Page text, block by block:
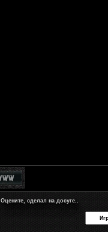
Оцените, сделал на досуге..